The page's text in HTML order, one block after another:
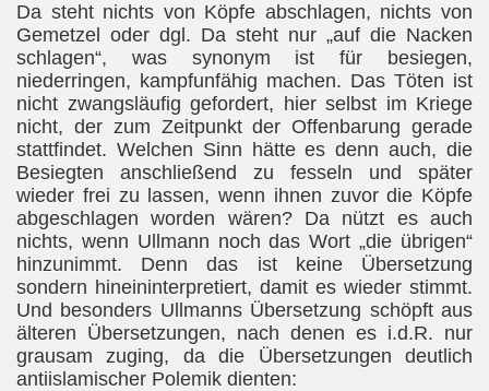
Da steht nichts von Köpfe abschlagen, nichts von
Gemetzel oder dgl. Da steht nur „auf die Nacken
schlagen“, was synonym ist für besiegen,
niederringen, kampfunfähig machen. Das Töten ist
nicht zwangsläufig gefordert, hier selbst im Kriege
nicht, der zum Zeitpunkt der Offenbarung gerade
stattfindet. Welchen Sinn hätte es denn auch, die
Besiegten anschließend zu fesseln und später
wieder frei zu lassen, wenn ihnen zuvor die Köpfe
abgeschlagen worden wären? Da nützt es auch
nichts, wenn Ullmann noch das Wort „die übrigen“
hinzunimmt. Denn das ist keine Übersetzung
sondern hineininterpretiert, damit es wieder stimmt.
Und besonders Ullmanns Übersetzung schöpft aus
älteren Übersetzungen, nach denen es i.d.R. nur
grausam zuging, da die Übersetzungen deutlich
antiislamischer Polemik dienten: